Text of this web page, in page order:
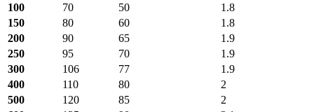
100
70 50
1.8
150
80 60
1.8
200
90 65
1.9
250
95 70
1.9
300
106 77
1.9
400
110 80
2
500
120 85
2